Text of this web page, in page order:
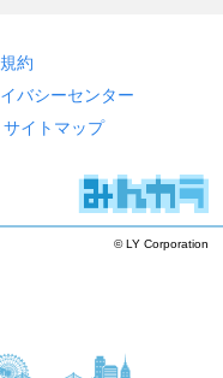
約
バシーセンター
サイトマップ
© LY Corporation